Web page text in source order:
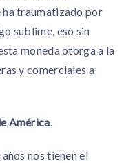
ha traumatizado por
sublime, eso sin
moneda otorga a la
y comerciales a
América.
años nos tienen el